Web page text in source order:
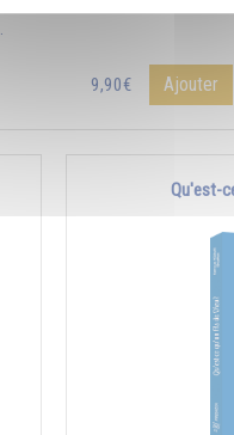
9,90€ Ajouter
Qu'est-